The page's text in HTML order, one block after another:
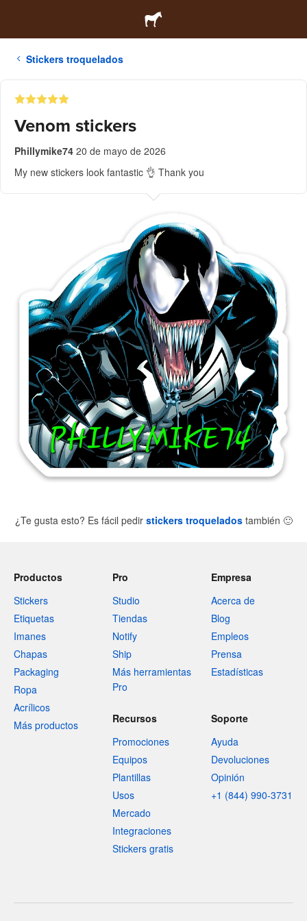
Stickers troquelados
Venom stickers
Phillymike74 20 de mayo de 2026
My new stickers look fantastic 👌 Thank you
¿Te gusta esto? Es fácil pedir stickers troqueladostambién 🙂
Productos
Stickers
Etiquetas
Imanes
Chapas
Packaging
Ropa
Acrílicos
Más productos
Pro
Studio
Tiendas
Notify
Ship
Más herramientas
Pro
Empresa
Acerca de
Blog
Empleos
Prensa
Estadísticas
Recursos
Promociones
Equipos
Plantillas
Usos
Mercado
Integraciones
Stickers gratis
Soporte
Ayuda
Devoluciones
Opinión
+1 (844) 990-3731